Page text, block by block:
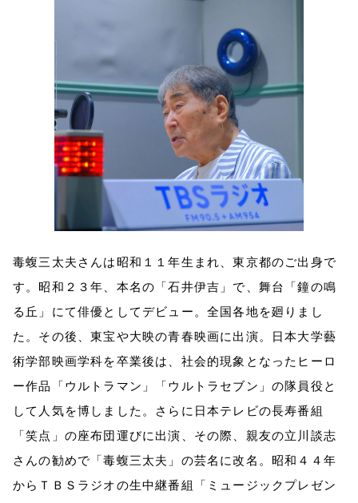
毒蝮三太夫さんは昭和１１年生まれ、東京都のご出身で
す。昭和２３年、本名の「石井伊吉」で、舞台「鐘の鳴
る丘」にて俳優としてデビュー。全国各地を廻りまし
た。その後、東宝や大映の青春映画に出演。日本大学藝
術学部映画学科を卒業後は、社会的現象となったヒーロ
ー作品「ウルトラマン」「ウルトラセブン」の隊員役と
して人気を博しました。さらに日本テレビの長寿番組
「笑点」の座布団運びに出演、その際、親友の立川談志
さんの勧めで「毒蝮三太夫」の芸名に改名。昭和４４年
からＴＢＳラジオの生中継番組「ミュージックプレゼン